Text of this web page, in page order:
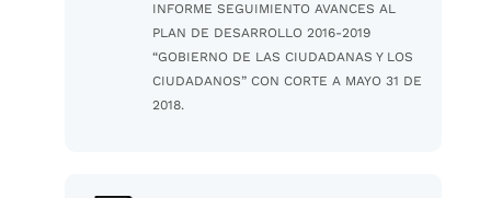
INFORME SEGUIMIENTO AVANCES AL
PLAN DE DESARROLLO 2016-2019
“GOBIERNO DE LAS CIUDADANAS Y LOS
CIUDADANOS” CON CORTE A MAYO 31 DE
2018.